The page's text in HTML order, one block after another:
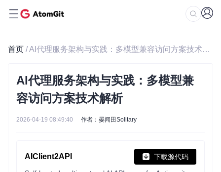
首页 / AI代理服务架构与实践：多模型兼容访问方案技术解析
AI代理服务架构与实践：多模型兼
容访问方案技术解析
2026-04-19 08:49:40 作者：晏闻田Solitary
AIClient2API 下载源代码